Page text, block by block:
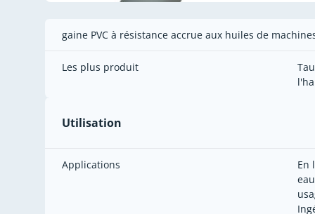
gaine PVC à résistance accrue aux huiles de
Les plus produit
Utilisation
Applications
En